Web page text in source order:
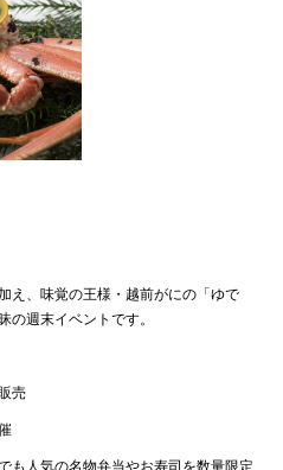
え、味覚の王様・越前がにの「ゆで
の週末イベントです。
売
も人気の名物弁当やお寿司を数量限定